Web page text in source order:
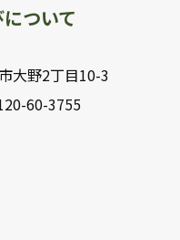
ついて
大野2丁目10-3
60-3755